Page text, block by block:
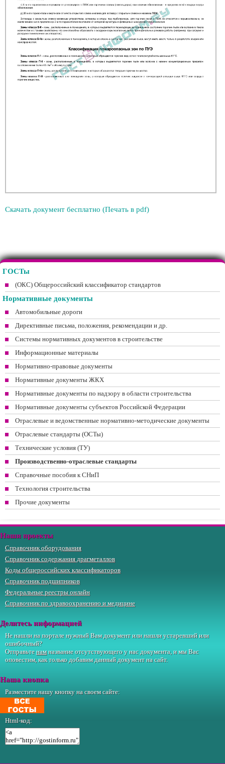
Скачать документ бесплатно (Печать в pdf)
ГОСТы
(ОКС) Общероссийский классификатор стандартов
Нормативные документы
Автомобильные дороги
Директивные письма, положения, рекомендации и др.
Системы нормативных документов в строительстве
Информационные материалы
Нормативно-правовые документы
Нормативные документы ЖКХ
Нормативные документы по надзору в области строительства
Нормативные документы субъектов Российской Федерации
Отраслевые и ведомственные нормативно-методические документы
Отраслевые стандарты (ОСТы)
Технические условия (ТУ)
Производственно-отраслевые стандарты
Справочные пособия к СНиП
Технология строительства
Прочие документы
Наши проекты
Справочник оборудования
Справочник содержания драгметаллов
Коды общероссийских классификаторов
Справочник подшипников
Федеральные реестры онлайн
Справочник по здравоохранению и медицине
Делитесь информацией
Не нашли на портале нужный Вам документ или нашли устаревший или
ошибочный?
Отправьтенамназвание отсутствующего у нас документа, и мы Вас
оповестим, как только добавим данный документ на сайт.
Наша кнопка
Разместите нашу кнопку на своем сайте:
Html-код: